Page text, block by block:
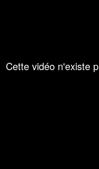
Cette vidéo n'existe